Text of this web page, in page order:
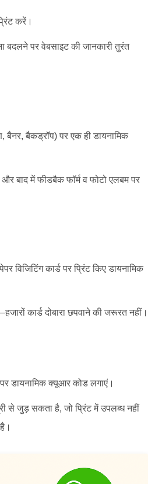
करें।
बदलने पर वेबसाइट की जानकारी तुरंत
बैकड्रॉप) पर एक ही डायनामिक
बाद में फीडबैक फॉर्म व फोटो एलबम पर
विजिटिंग कार्ड पर प्रिंट किए डायनामिक
कार्ड दोबारा छपवाने की जरूरत नहीं।
डायनामिक क्यूआर कोड लगाएं।
से जुड़ सकता है, जो प्रिंट में उपलब्ध नहीं